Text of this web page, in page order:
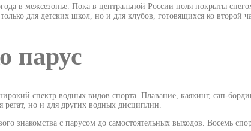
в межсезонье. Пока в центральной России поля покрыты
для детских школ, но и для клубов, готовящихся ко второй
парус
спектр водных видов спорта. Плавание, каякинг, сап-
регат, но и для других водных дисциплин.
знакомства с парусом до самостоятельных выходов. Восемь